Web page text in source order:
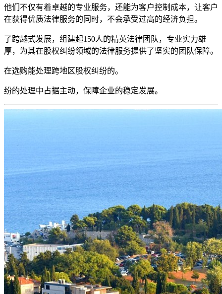
他们不仅有着卓越的专业服务，还能为客户控制成本，让客户
在获得优质法律服务的同时，不会承受过高的经济负担。
了跨越式发展，组建起150人的精英法律团队，专业实力雄
厚，为其在股权纠纷领域的法律服务提供了坚实的团队保障。
在选购能处理跨地区股权纠纷的。
纷的处理中占据主动，保障企业的稳定发展。